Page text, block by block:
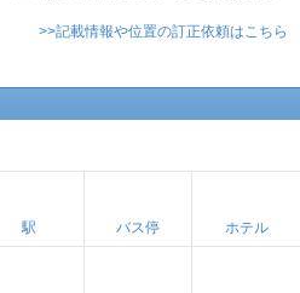
>>記載情報や位置の訂正依頼はこちら
駅 バス停 ホテル